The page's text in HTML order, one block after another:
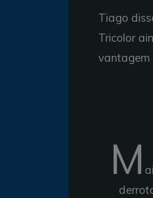
Tiago
Tricolor
vantagem
M